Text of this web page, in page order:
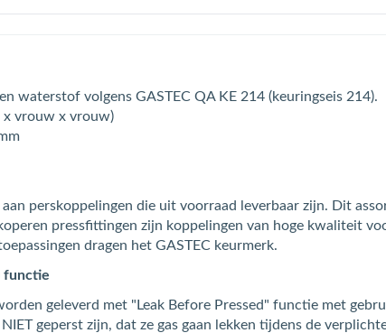
waterstof volgens GASTEC QA KE 214 (keuringseis 214).
x vrouw x vrouw)
perskoppelingen die uit voorraad leverbaar zijn. Dit
pressfittingen zijn koppelingen van hoge kwaliteit
dragen het GASTEC keurmerk.
functie
geleverd met "Leak Before Pressed" functie met
geperst zijn, dat ze gas gaan lekken tijdens de